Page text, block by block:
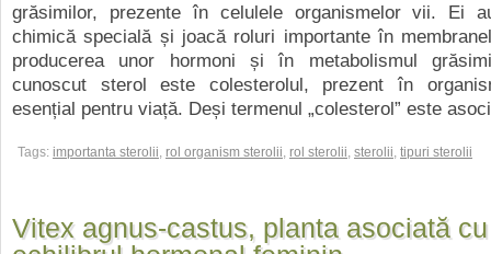
grăsimilor, prezente în celulele organismelor vii. Ei
chimică specială și joacă roluri importante în
producerea unor hormoni și în metabolismul
cunoscut sterol este colesterolul, prezent în
esențial pentru viață. Deși termenul „colesterol” este
Tags: importanta sterolii, rol organism sterolii, rol sterolii, sterolii, tipuri sterolii
Vitex agnus-castus, planta asociată cu